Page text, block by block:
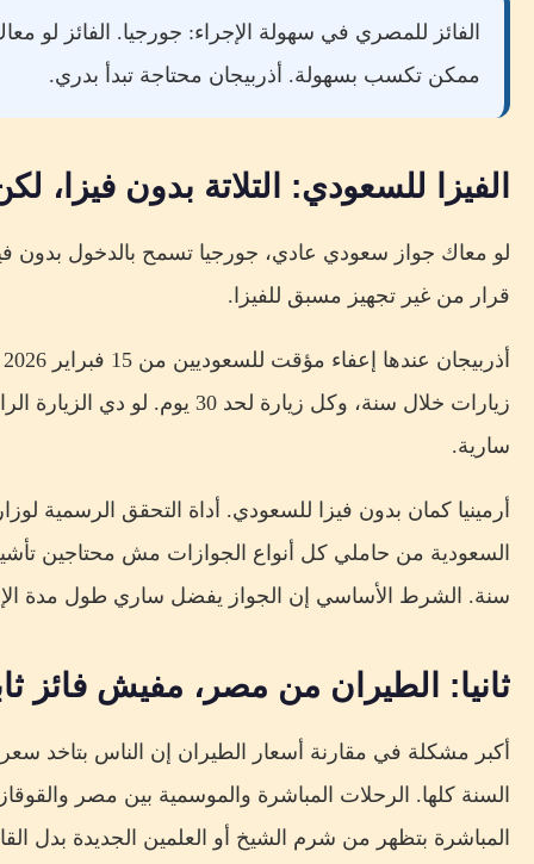
الفائز للمصري في سهولة الإجراء: جورجيا. الفائز لو
ممكن تكسب بسهولة. أذربيجان محتاجة تبدأ بدري.
الفيزا للسعودي: التلاتة بدون فيزا،
لو معاك جواز سعودي عادي، جورجيا تسمح بالدخول بدون
قرار من غير تجهيز مسبق للفيزا.
زيارات خلال سنة، وكل زيارة لحد
سارية.
أرمينيا كمان بدون فيزا للسعودي. أداة التحقق الرسمية
سنة. الشرط الأساسي إن الجواز يفضل ساري طول مدة
ثانيا: الطيران من مصر، مفيش فائز
أكبر مشكلة في مقارنة أسعار الطيران إن الناس بتاخد
السنة كلها. الرحلات المباشرة والموسمية بين مصر
المباشرة بتظهر من شرم الشيخ أو العلمين الجديدة بدل